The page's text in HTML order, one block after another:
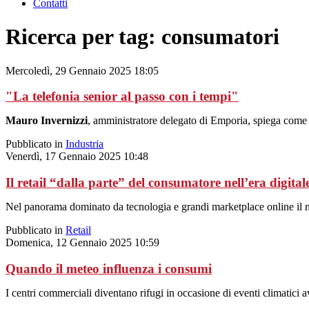
Contatti
Ricerca per tag: consumatori
Mercoledì, 29 Gennaio 2025 18:05
"La telefonia senior al passo con i tempi"
Mauro Invernizzi, amministratore delegato di Emporia, spiega
Pubblicato in Industria
Venerdì, 17 Gennaio 2025 10:48
Il retail “dalla parte” del consumatore nell’era
Nel panorama dominato da tecnologia e grandi marketplace online il
Pubblicato in Retail
Domenica, 12 Gennaio 2025 10:59
Quando il meteo influenza i consumi
I centri commerciali diventano rifugi in occasione di eventi climatici